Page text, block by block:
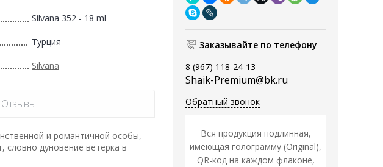
Заказывайте по телефону
8 (967) 118-24-13
Shaik-Premium@bk.ru
Обратный звонок
Вся продукция подлинная,
имеющая голограмму (Original),
QR-код на каждом флаконе,
Silvana 352 - 18 ml
Турция
Silvana
Отзывы
и романтичной особы,
дуновение ветерка в